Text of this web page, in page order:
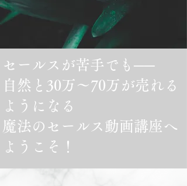
セールスが苦手でも​──
自然と30万〜70万が売れる
ようになる
魔法のセールス動画講座へ
ようこそ！